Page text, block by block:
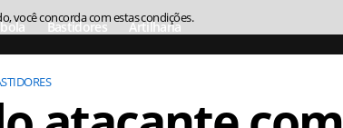
Bastidores Artilharia
você concorda com estas condições.